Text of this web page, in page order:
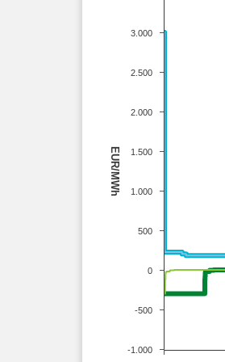
EUR/MWh
-1.000
-500
0
500
1.000
1.500
2.000
2.500
3.000